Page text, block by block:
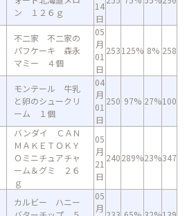
ン １２６ｇ
14
日
不二家 不二家の
パフケーキ 森永
マミー ４個
05
月
01
日
253125% 8% 258
モンテール 牛乳
と卵のシュークリ
ーム １個
04
月
01
日
250 97% 27%100
バンダイ ＣＡＮ
ＭＡＫＥＴＯＫＹ
Ｏミニチュアチャ
ーム＆グミ ２６
ｇ
05
月
21
日
240289%23%347
カルビー ハニー
05
月